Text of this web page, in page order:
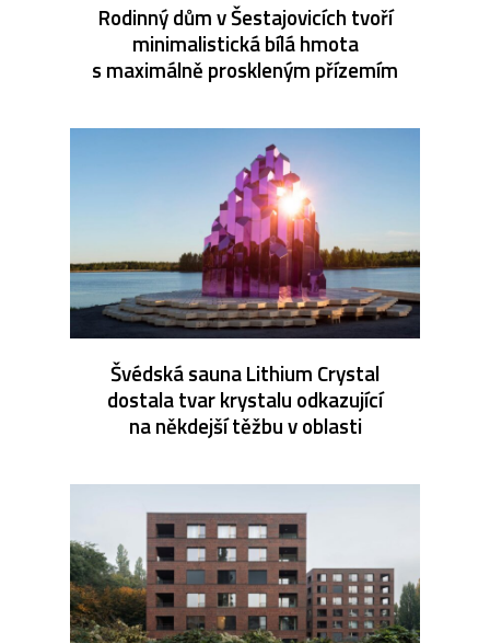
Rodinný dům v Šestajovicích tvoří
minimalistická bílá hmota
s maximálně proskleným přízemím
Švédská sauna Lithium Crystal
dostala tvar krystalu odkazující
na někdejší těžbu v oblasti